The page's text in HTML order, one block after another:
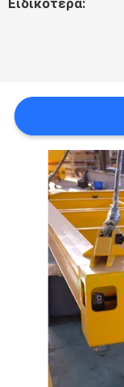
SITEMAP
ΠΟΛΙΤΙΚΉ
Ειδικότερα: